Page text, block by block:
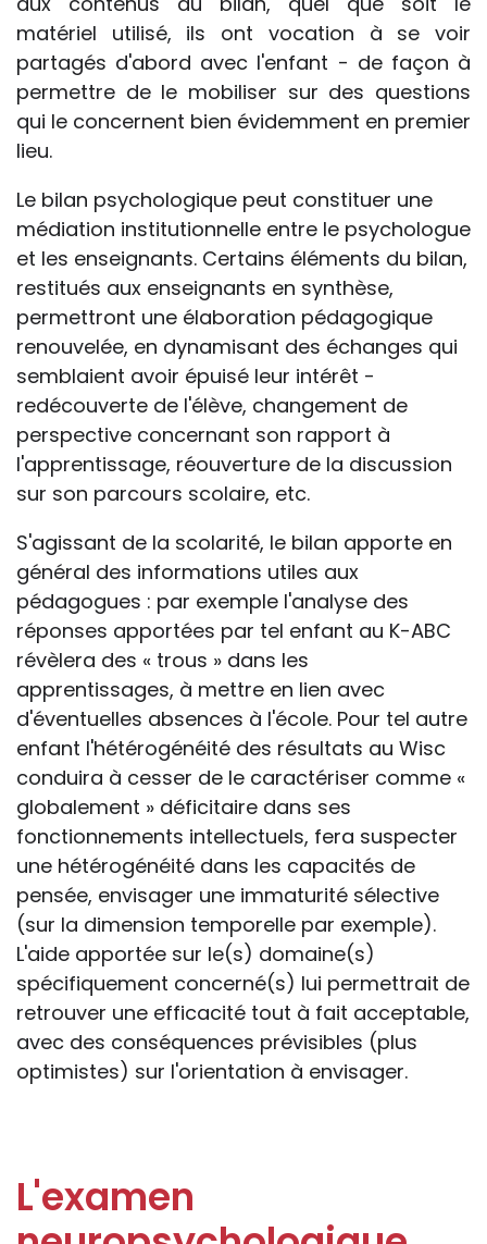
matériel utilisé, ils ont vocation à se voir
partagés d'abord avec l'enfant - de façon à
permettre de le mobiliser sur des questions
qui le concernent bien évidemment en premier
lieu.
Le bilan psychologique peut constituer une
médiation institutionnelle entre le psychologue
et les enseignants. Certains éléments du bilan,
restitués aux enseignants en synthèse,
permettront une élaboration pédagogique
renouvelée, en dynamisant des échanges qui
semblaient avoir épuisé leur intérêt -
redécouverte de l'élève, changement de
perspective concernant son rapport à
l'apprentissage, réouverture de la discussion
sur son parcours scolaire, etc.
S'agissant de la scolarité, le bilan apporte en
général des informations utiles aux
pédagogues : par exemple l'analyse des
réponses apportées par tel enfant au K-ABC
révèlera des « trous » dans les
apprentissages, à mettre en lien avec
d'éventuelles absences à l'école. Pour tel autre
enfant l'hétérogénéité des résultats au Wisc
conduira à cesser de le caractériser comme «
globalement » déficitaire dans ses
fonctionnements intellectuels, fera suspecter
une hétérogénéité dans les capacités de
pensée, envisager une immaturité sélective
(sur la dimension temporelle par exemple).
L'aide apportée sur le(s) domaine(s)
spécifiquement concerné(s) lui permettrait de
retrouver une efficacité tout à fait acceptable,
avec des conséquences prévisibles (plus
optimistes) sur l'orientation à envisager.
L'examen